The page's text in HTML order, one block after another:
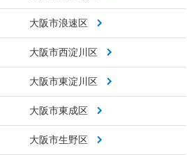
大阪市浪速区
大阪市西淀川区
大阪市東淀川区
大阪市東成区
大阪市生野区